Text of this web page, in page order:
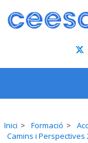
Inici Formació
Camins i Perspectives